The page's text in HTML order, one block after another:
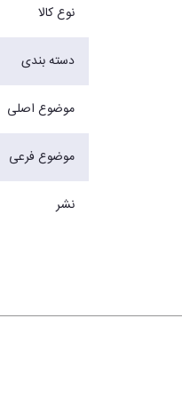
نوع کالا
دسته بندی
موضوع اصلی
موضوع فرعی
نشر